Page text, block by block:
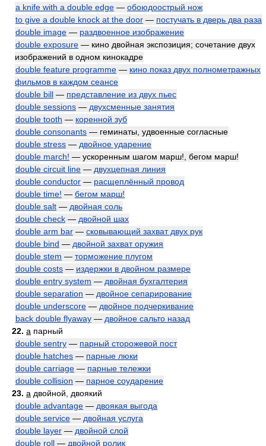
a knife with a double edge — обоюдоострый нож
to give a double knock at the door — постучать в дверь два раза
double image — раздвоенное изображение
double exposure — кино двойная экспозиция; сочетание двух
изображений в одном кинокадре
double feature programme — кино показ двух полнометражных
фильмов в каждом сеансе
double bill — представление из двух пьес
double sessions — двухсменные занятия
double tooth — коренной зуб
double consonants — геминаты, удвоенные согласные
double stress — двойное ударение
double march! — ускоренным шагом марш!, бегом марш!
double circuit line — двухцепная линия
double conductor — расщеплённый провод
double time! — бегом марш!
double salt — двойная соль
double check — двойной шах
double arm bar — сковывающий захват двух рук
double bind — двойной захват оружия
double stem — торможение плугом
double costs — издержки в двойном размере
double entry system — двойная бухгалтерия
double separation — двойное сепарирование
double underscore — двойное подчеркивание
back double flyaway — двойное сальто назад
22. a парный
double sentry — парный сторожевой пост
double hatches — парные люки
double carriage — парные тележки
double collision — парное соударение
23. a двойной, двоякий
double advantage — двоякая выгода
double service — двойная услуга
double layer — двойной слой
double roll — двойной ролик